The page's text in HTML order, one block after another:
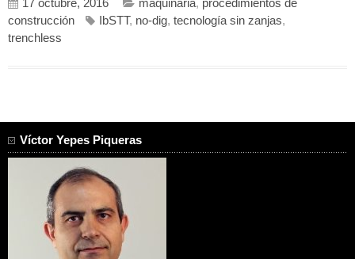
17 octubre, 2016 maquinaria, procedimientos de
construcción
IbSTT, no-dig, tecnología sin zanjas,
trenchless
Víctor Yepes Piqueras